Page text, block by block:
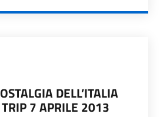
DELL’ITALIA
7 APRILE 2013